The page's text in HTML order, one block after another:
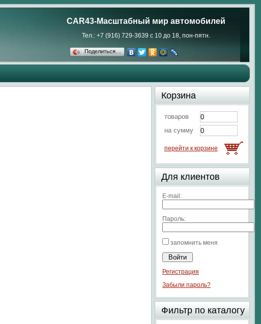
CAR43-Масштабный мир автомобилей
Тел.: +7 (916) 729-3639 с 10 до 18, пон-пятн.
Поделиться…
Корзина
товаров
на сумму
перейти к корзине
Для клиентов
E-mail:
Пароль:
запомнить меня
Регистрация
Забыли пароль?
Фильтр по каталогу